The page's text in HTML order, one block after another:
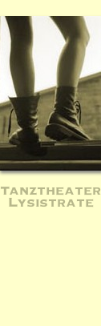
Tanztheater
Lysistrate